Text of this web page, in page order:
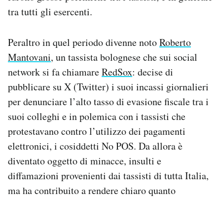
tra tutti gli esercenti.
Peraltro in quel periodo divenne notoRoberto
Mantovani, un tassista bolognese che sui social
network si fa chiamareRedSox: decise di
pubblicare su X (Twitter) i suoi incassi giornalieri
per denunciare l’alto tasso di evasione fiscale tra i
suoi colleghi e in polemica con i tassisti che
protestavano contro l’utilizzo dei pagamenti
elettronici, i cosiddetti No POS. Da allora è
diventato oggetto di minacce, insulti e
diffamazioni provenienti dai tassisti di tutta Italia,
ma ha contribuito a rendere chiaro quanto